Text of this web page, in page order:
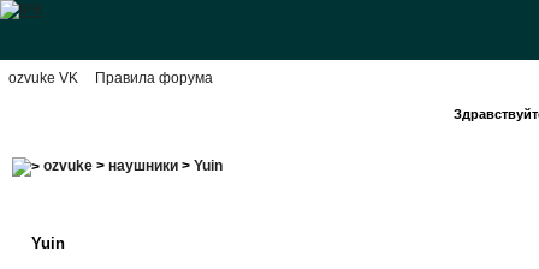
ozvuke VK Правила форума
ozvuke> наушники> Yuin
Yuin